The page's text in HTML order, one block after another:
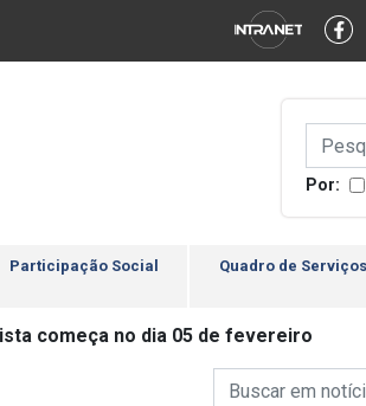
Alternar Alto Contraste
Campo de
Por:
Participação Social Quadro de Serviços
começa no dia 05 de fevereiro
Campo de
Campo de Busca